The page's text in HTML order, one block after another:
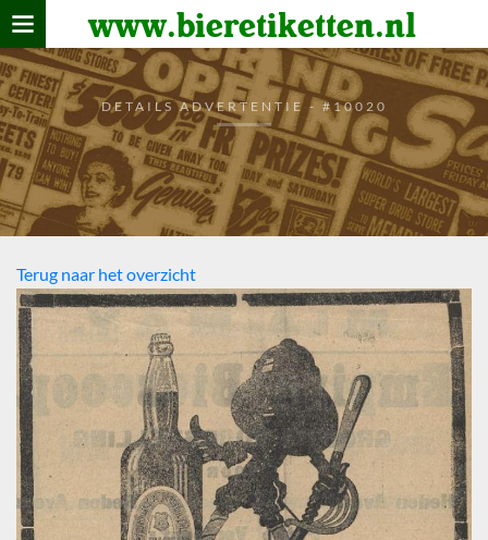
www.bieretiketten.nl
Home
verzamelen
De bierkaart
Bezoekers
DETAILS ADVERTENTIE - #10020
Terug naar het overzicht